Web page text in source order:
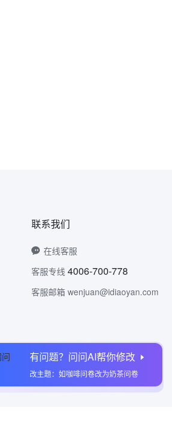
有问题？问问AI帮你修改
改主题：如咖啡问卷改为奶茶问卷
联系我们
在线客服
客服专线 4006-700-778
客服邮箱 wenjuan@idiaoyan.com
问卷网公众号